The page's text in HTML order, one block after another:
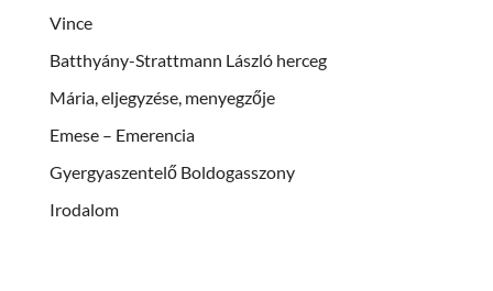
Vince
Batthyány-Strattmann László herceg
Mária, eljegyzése, menyegzője
Emese – Emerencia
Gyergyaszentelő Boldogasszony
Irodalom